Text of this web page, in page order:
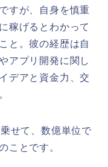
すが、自身を慎重
稼げるとわかって
と。彼の経歴は自
アプリ開発に関し
デアと資金力、交
せて、数億単位で
ことです。